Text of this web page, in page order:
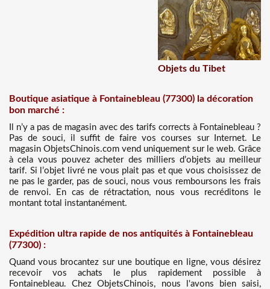
Objets du Tibet
Boutique asiatique à Fontainebleau (77300) la décoration
bon marché :
Il n’y a pas de magasin avec des tarifs corrects à Fontainebleau ?
Pas de souci, il suffit de faire vos courses sur Internet. Le
magasin ObjetsChinois.com vend uniquement sur le web. Grâce
à cela vous pouvez acheter des milliers d’objets au meilleur
tarif. Si l’objet livré ne vous plait pas et que vous choisissez de
ne pas le garder, pas de souci, nous vous remboursons les frais
de renvoi. En cas de rétractation, nous vous recréditons le
montant total instantanément.
Expédition ultra rapide de nos antiquités à Fontainebleau
(77300) :
Quand vous brocantez sur une boutique en ligne, vous désirez
recevoir vos achats le plus rapidement possible à
Fontainebleau. Chez ObjetsChinois, nous l'avons bien saisi,